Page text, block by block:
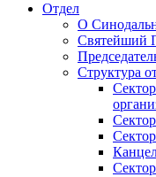
Отдел
О
Святейший
Структура